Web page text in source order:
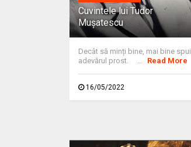
Cuvintele lui Tudor
Muşatescu
Decât să minți bine, mai bine spui
adevărul prost. ...
Read More
16/05/2022